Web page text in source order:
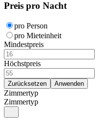
Preis pro Nacht
pro Person
pro Mieteinheit
Mindestpreis
Höchstpreis
Zimmertyp
Zimmertyp